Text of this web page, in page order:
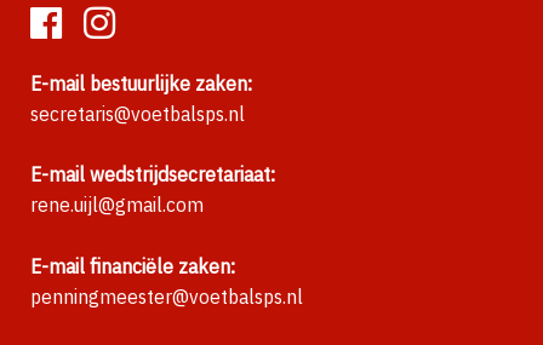
E-mail bestuurlijke zaken:
secretaris@voetbalsps.nl
E-mail wedstrijdsecretariaat:
rene.uijl@gmail.com
E-mail financiële zaken:
penningmeester@voetbalsps.nl